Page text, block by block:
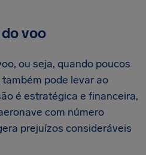
voo
ou seja, quando poucos
pode levar ao
é estratégica e financeira,
com número
prejuízos consideráveis